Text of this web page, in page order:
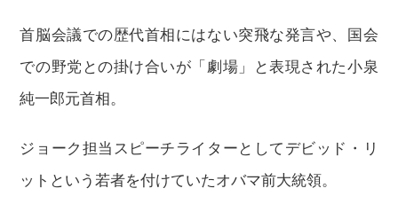
首脳会議での歴代首相にはない突飛な発言や、国会
での野党との掛け合いが「劇場」と表現された小泉
純一郎元首相。
ジョーク担当スピーチライターとしてデビッド・リ
ットという若者を付けていたオバマ前大統領。